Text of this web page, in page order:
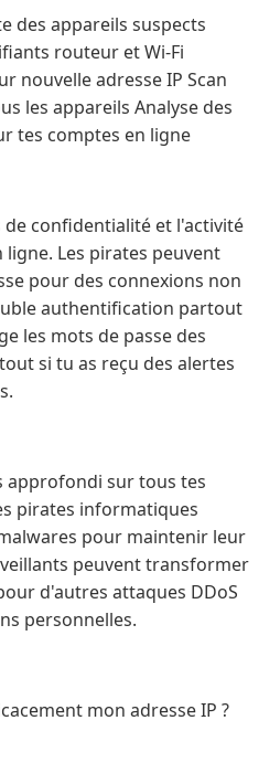
des appareils suspects
routeur et Wi-Fi
nouvelle adresse IP Scan
les appareils Analyse des
tes comptes en ligne
confidentialité et l'activité
Les pirates peuvent
pour des connexions non
authentification partout
les mots de passe des
si tu as reçu des alertes
approfondi sur tous tes
pirates informatiques
pour maintenir leur
peuvent transformer
d'autres attaques DDoS
personnelles.
mon adresse IP ?